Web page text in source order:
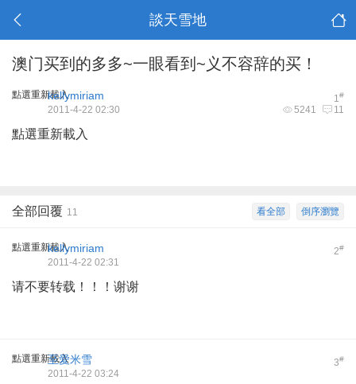
談天雪地
澳门买到的多多~一眼看到~义不容辞的买！
點選重新載入 1#
kellymiriam
5241 11
2011-4-22 02:30
點選重新載入
倒序瀏覽
看全部
全部回覆 11
點選重新載入 2#
kellymiriam
2011-4-22 02:31
请不要转载！！！谢谢
點選重新載入 3#
至愛米雪
2011-4-22 03:24